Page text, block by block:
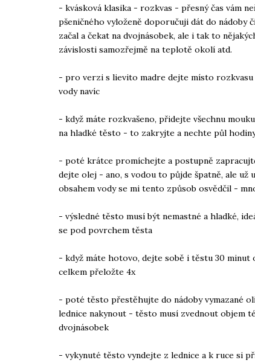
- kvásková klasika - rozkvas - přesný čas vám
pšeničného vyloženě doporučuji dát do nádoby
začal a čekat na dvojnásobek, ale i tak to
závislosti samozřejmě na teplotě okolí atd.
- pro verzi s lievito madre dejte místo
vody navíc
- když máte rozkvašeno, přidejte všechnu
na hladké těsto - to zakryjte a nechte půl
- poté krátce promíchejte a postupně
dejte olej - ano, s vodou to půjde špatně, ale už
obsahem vody se mi tento způsob osvědčil -
- výsledné těsto musí být nemastné a hladké,
se pod povrchem těsta
- když máte hotovo, dejte sobě i těstu 30
celkem přeložte 4x
- poté těsto přestěhujte do nádoby vymazané
lednice nakynout - těsto musí zvednout objem
dvojnásobek
- vykynuté těsto vyndejte z lednice a k ruce si